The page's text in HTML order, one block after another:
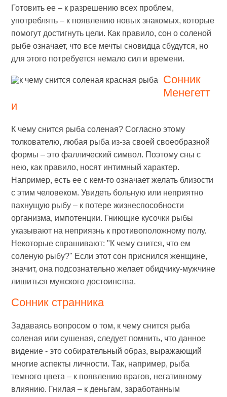
Готовить ее – к разрешению всех проблем,
употреблять – к появлению новых знакомых, которые
помогут достигнуть цели. Как правило, сон о соленой
рыбе означает, что все мечты сновидца сбудутся, но
для этого потребуется немало сил и времени.
Сонник
Менегетт
и
К чему снится рыба соленая? Согласно этому
толкователю, любая рыба из-за своей своеобразной
формы – это фаллический символ. Поэтому сны с
нею, как правило, носят интимный характер.
Например, есть ее с кем-то означает желать близости
с этим человеком. Увидеть больную или неприятно
пахнущую рыбу – к потере жизнеспособности
организма, импотенции. Гниющие кусочки рыбы
указывают на неприязнь к противоположному полу.
Некоторые спрашивают: "К чему снится, что ем
соленую рыбу?" Если этот сон приснился женщине,
значит, она подсознательно желает обидчику-мужчине
лишиться мужского достоинства.
Сонник странника
Задаваясь вопросом о том, к чему снится рыба
соленая или сушеная, следует помнить, что данное
видение - это собирательный образ, выражающий
многие аспекты личности. Так, например, рыба
темного цвета – к появлению врагов, негативному
влиянию. Гнилая – к деньгам, заработанным